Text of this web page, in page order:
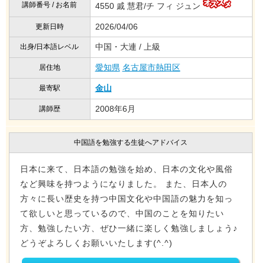
講師番号 / お名前 4550 戚 慧君/チ フィ ジュン
更新日時 2026/04/06
出身/日本語レベル 中国・大連 / 上級
居住地 愛知県 名古屋市熱田区
最寄駅 金山
講師歴 2008年6月
中国語を勉強する生徒へアドバイス
日本に来て、日本語の勉強を始め、日本の文化や風俗
など興味を持つようになりました。 また、日本人の
方々に長い歴史を持つ中国文化や中国語の魅力を知っ
て欲しいと思っているので、中国のことを知りたい
方、勉強したい方、ぜひ一緒に楽しく勉強しましょう♪
どうぞよろしくお願いいたします(^.^)